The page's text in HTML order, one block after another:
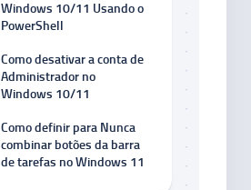
Windows 10/11 Usando o
PowerShell
Como desativar a conta de
Administrador no
Windows 10/11
Como definir para Nunca
combinar botões da barra
de tarefas no Windows 11